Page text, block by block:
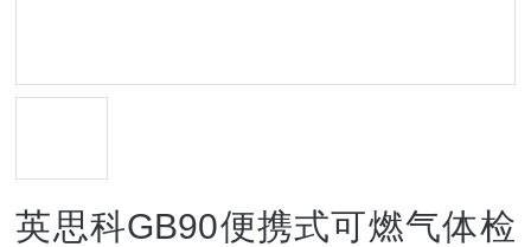
英思科GB90便携式可燃气体检